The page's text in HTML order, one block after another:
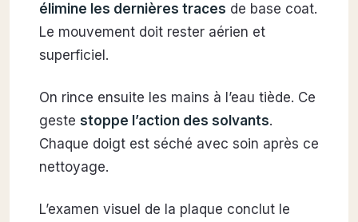
élimine les dernières traces de base coat.
Le mouvement doit rester aérien et
superficiel.
On rince ensuite les mains à l’eau tiède. Ce
geste stoppe l’action des solvants.
Chaque doigt est séché avec soin après ce
nettoyage.
L’examen visuel de la plaque conclut le